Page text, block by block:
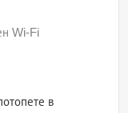
Wi-Fi
в